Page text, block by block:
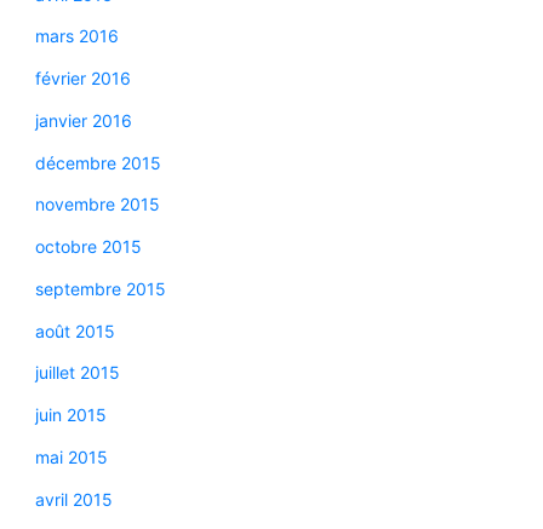
mars 2016
février 2016
janvier 2016
décembre 2015
novembre 2015
octobre 2015
septembre 2015
août 2015
juillet 2015
juin 2015
mai 2015
avril 2015